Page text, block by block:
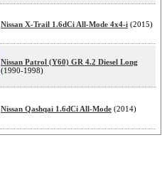
Nissan X-Trail 1.6dCi All-Mode 4x4-i (2015)
Nissan Patrol (Y60) GR 4.2 Diesel Long
(1990-1998)
Nissan Qashqai 1.6dCi All-Mode (2014)